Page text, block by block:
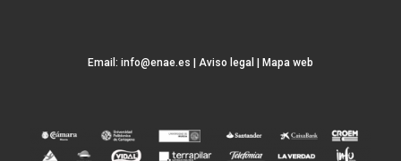
Email: info@enae.es | Aviso legal | Mapa web